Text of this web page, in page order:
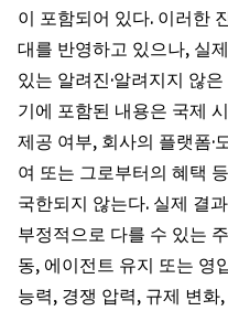
이 포함되어 있다. 이러한
대를 반영하고 있으나, 실
있는 알려진·알려지지 않
기에 포함된 내용은 국제
제공 여부, 회사의 플랫폼·
여 또는 그로부터의 혜택
국한되지 않는다. 실제 결
부정적으로 다를 수 있는
동, 에이전트 유지 또는 영
능력, 경쟁 압력, 규제 변